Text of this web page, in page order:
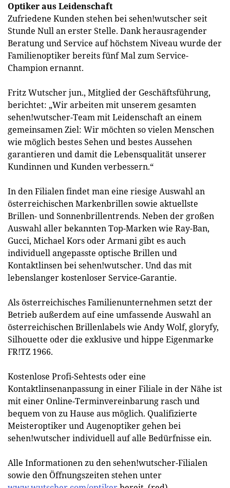
Optiker aus Leidenschaft
Zufriedene Kunden stehen bei sehen!wutscher seit
Stunde Null an erster Stelle. Dank herausragender
Beratung und Service auf höchstem Niveau wurde der
Familienoptiker bereits fünf Mal zum Service-
Champion ernannt.
Fritz Wutscher jun., Mitglied der Geschäftsführung,
berichtet: „Wir arbeiten mit unserem gesamten
sehen!wutscher-Team mit Leidenschaft an einem
gemeinsamen Ziel: Wir möchten so vielen Menschen
wie möglich bestes Sehen und bestes Aussehen
garantieren und damit die Lebensqualität unserer
Kundinnen und Kunden verbessern.“
In den Filialen findet man eine riesige Auswahl an
österreichischen Markenbrillen sowie aktuellste
Brillen- und Sonnenbrillentrends. Neben der großen
Auswahl aller bekannten Top-Marken wie Ray-Ban,
Gucci, Michael Kors oder Armani gibt es auch
individuell angepasste optische Brillen und
Kontaktlinsen bei sehen!wutscher. Und das mit
lebenslanger kostenloser Service-Garantie.
Als österreichisches Familienunternehmen setzt der
Betrieb außerdem auf eine umfassende Auswahl an
österreichischen Brillenlabels wie Andy Wolf, gloryfy,
Silhouette oder die exklusive und hippe Eigenmarke
FR!TZ 1966.
Kostenlose Profi-Sehtests oder eine
Kontaktlinsenanpassung in einer Filiale in der Nähe ist
mit einer Online-Terminvereinbarung rasch und
bequem von zu Hause aus möglich. Qualifizierte
Meisteroptiker und Augenoptiker gehen bei
sehen!wutscher individuell auf alle Bedürfnisse ein.
Alle Informationen zu den sehen!wutscher-Filialen
sowie den Öffnungszeiten stehen unter